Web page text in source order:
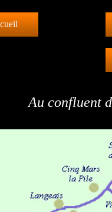
Au confluent